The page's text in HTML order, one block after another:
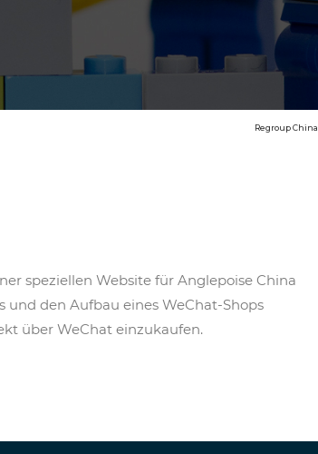
Regroup China
speziellen Website für Anglepoise China
den Aufbau eines WeChat-Shops
über WeChat einzukaufen.